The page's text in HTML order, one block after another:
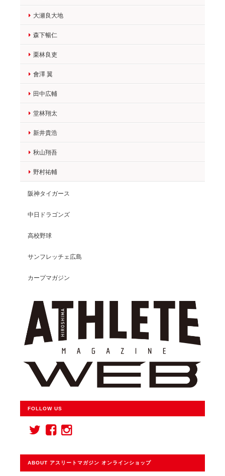
大瀬良大地
森下暢仁
栗林良吏
會澤 翼
田中広輔
堂林翔太
新井貴浩
秋山翔吾
野村祐輔
阪神タイガース
中日ドラゴンズ
高校野球
サンフレッチェ広島
カープマガジン
FOLLOW US
ABOUT アスリートマガジン オンラインショップ